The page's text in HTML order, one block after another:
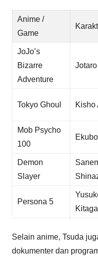
Anime /
Game
JoJo’s
Bizarre
Adventure
Tokyo Ghoul Kisho
Mob Psycho
100
Ekubo
Demon
Slayer
Persona 5
Selain anime, Tsuda
dokumenter dan